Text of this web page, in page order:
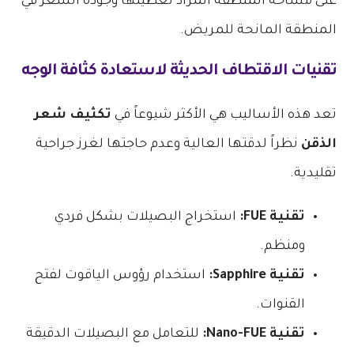
المنطقة المانحة للمريض.
تقنيات الاقتطاف الحديثة لاستعادة كثافة الوجه
تعد هذه الأساليب هي الأكثر شيوعاً في تكثيف شعر
الذقن نظراً لدقتها العالية وعدم حاجتها لغرز جراحية
تقليدية.
تقنية FUE: استخراج البصيلات بشكل فردي
ومنظم.
تقنية Sapphire: استخدام رؤوس الياقوت لفتح
القنوات.
تقنية Nano-FUE: للتعامل مع البصيلات الدقيقة